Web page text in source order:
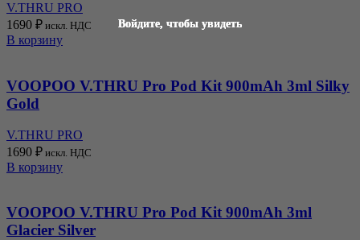
Войдите, чтобы увидеть
Войдите, чтобы увидеть
Войдите, чтобы увидеть
Войдите, чтобы увидеть
V.THRU PRO
1690 ₽ искл. НДС
В корзину
Войдите, чтобы увидеть
VOOPOO V.THRU Pro Pod Kit 900mAh 3ml Silky
Gold
V.THRU PRO
1690 ₽ искл. НДС
В корзину
Войдите, чтобы увидеть
VOOPOO V.THRU Pro Pod Kit 900mAh 3ml
Glacier Silver
Войдите, чтобы увидеть
Войдите, чтобы увидеть